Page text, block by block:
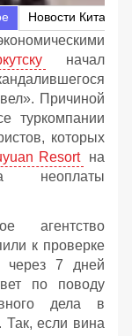
Новости Китая
начал
Причиной
туркомпании
которых
Resort
на
неоплаты
агентство
к проверке
7 дней
по поводу
дела в
если вина